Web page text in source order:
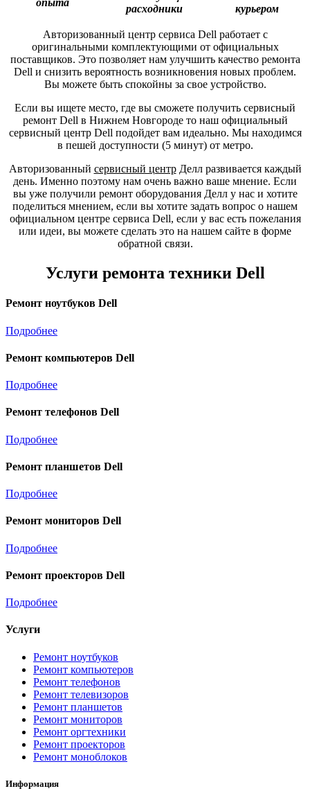
опыта
расходники
курьером
Авторизованный центр сервиса Dell работает с
оригинальными комплектующими от официальных
поставщиков. Это позволяет нам улучшить качество ремонта
Dell и снизить вероятность возникновения новых проблем.
Вы можете быть спокойны за свое устройство.
Если вы ищете место, где вы сможете получить сервисный
ремонт Dell в Нижнем Новгороде то наш официальный
сервисный центр Dell подойдет вам идеально. Мы находимся
в пешей доступности (5 минут) от метро.
Авторизованный сервисный центрДелл развивается каждый
день. Именно поэтому нам очень важно ваше мнение. Если
вы уже получили ремонт оборудования Делл у нас и хотите
поделиться мнением, если вы хотите задать вопрос о нашем
официальном центре сервиса Dell, если у вас есть пожелания
или идеи, вы можете сделать это на нашем сайте в форме
обратной связи.
Услуги ремонта техники Dell
Ремонт ноутбуков Dell
Подробнее
Ремонт компьютеров Dell
Подробнее
Ремонт телефонов Dell
Подробнее
Ремонт планшетов Dell
Подробнее
Ремонт мониторов Dell
Подробнее
Ремонт проекторов Dell
Подробнее
Услуги
Ремонт ноутбуков
Ремонт компьютеров
Ремонт телефонов
Ремонт телевизоров
Ремонт планшетов
Ремонт мониторов
Ремонт оргтехники
Ремонт проекторов
Ремонт моноблоков
Информация